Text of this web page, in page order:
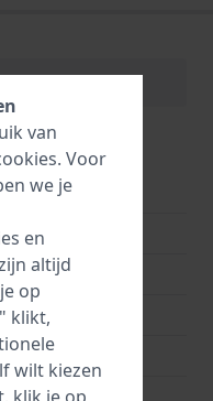
Functies
40 Sablier
Lente/Zomer
van
. Voor
we je
en
altijd
op
klikt,
wilt kiezen